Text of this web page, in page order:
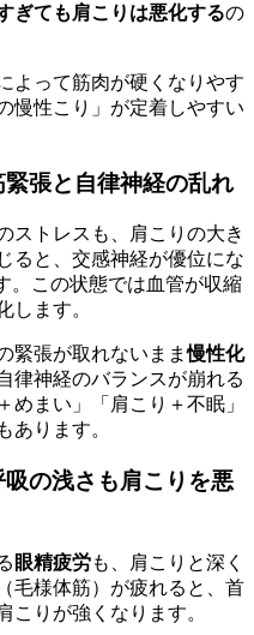
ぎても肩こりは悪化するの
よって筋肉が硬くなりやす
慢性こり」が定着しやすい
張と自律神経の乱れ
ストレスも、肩こりの大き
ると、交感神経が優位にな
。この状態では血管が収縮
します。
緊張が取れないまま慢性化
律神経のバランスが崩れる
めまい」「肩こり＋不眠」
あります。
の浅さも肩こりを悪
眼精疲労も、肩こりと深く
毛様体筋）が疲れると、首
こりが強くなります。